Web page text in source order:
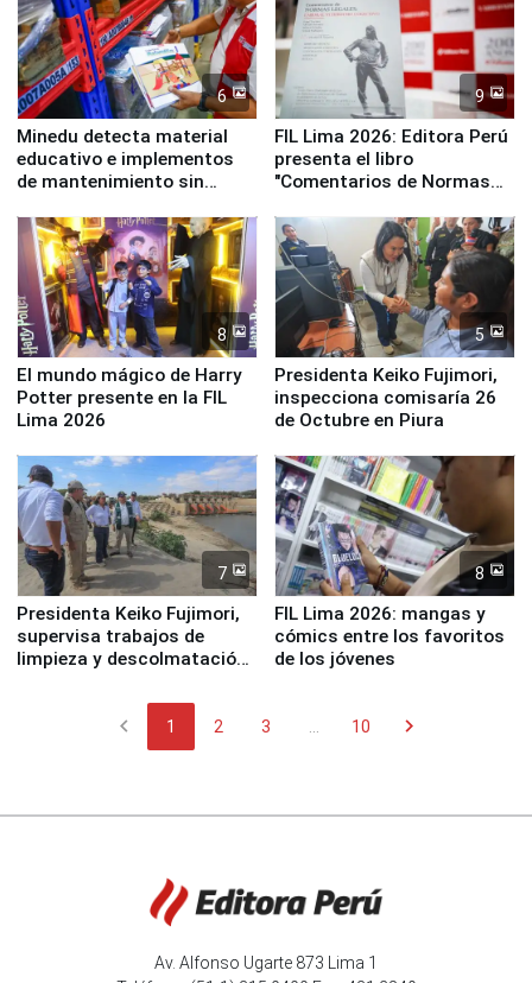
6
Minedu detecta material
educativo e implementos
de mantenimiento sin
la UGEL 2
9
FIL Lima 2026: Editora Perú
presenta el libro
"Comentarios de Normas
Derecho Colectivo"
8
El mundo mágico de Harry
Potter presente en la FIL
Lima 2026
5
Presidenta Keiko Fujimori,
inspecciona comisaría 26
de Octubre en Piura
7
Presidenta Keiko Fujimori,
supervisa trabajos de
limpieza y descolmatación
8
FIL Lima 2026: mangas y
cómics entre los favoritos
de los jóvenes
chevron_left 1 2 3 10 chevron_right
Av. Alfonso Ugarte 873 Lima 1